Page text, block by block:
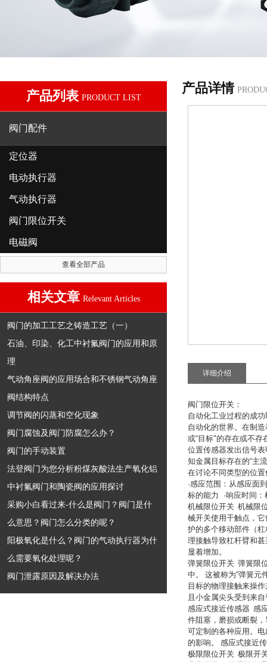
产品列表 PRODUCT LIST
阀门配件
定位器
电动执行器
气动执行器
阀门限位开关
电磁阀
查看全部产品
相关文章 Relevant Articles
阀门的加工工艺之铸造工艺（一）
石油、印染、化工中衬氟阀门的应用和原
理
气动角座阀的应用场合和不锈钢气动角座
阀结构特点
调节阀的闪蒸和空化现象
阀门腐蚀及阀门防腐怎么办？
阀门的手动装置
法登阀门为您分析粉煤灰酸法生产氧化铝
中衬氟阀门和陶瓷阀的应用探讨
采购小白看过来-什么是阀门？阀门是什
么意思？阀门怎么分类的呢？
阳极氧化是什么？阀门的气动执行器为什
么需要氧化处理呢？
阀门泄露原因及解决办法
产品详情
详细介绍
阀门限位开关 ：
自动化工业过程的成
自动化的世界。在制
或“目标"的存在或不存
位置传感器发出信号
知金属目标存在的“主流
在讨论不同类型的位
·感应范围：从感应面
标的能力
·响应时间：
机械限位开关 机械限
械开关使用干触点，
护的多个移动部件（
理接触导致杠杆臂和
显着增加。
弹簧限位开关 弹簧限
中。
这被称为“弹簧元
目标的物理接触来操
且小金属尖头受到来
感应式接近传感器 感
件阻塞，磨损或断裂
可定制的各种应用。
的影响。
感应式接近
极限限位开关 极限开